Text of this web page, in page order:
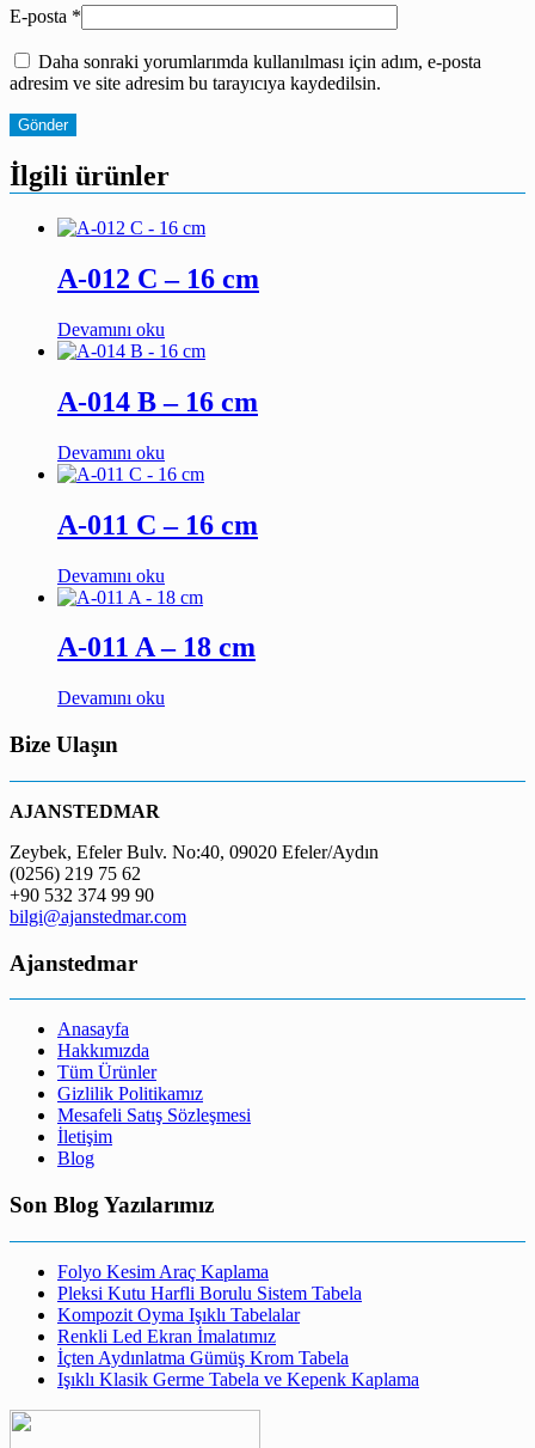
E-posta *
Daha sonraki yorumlarımda kullanılması için adım, e-posta
adresim ve site adresim bu tarayıcıya kaydedilsin.
İlgili ürünler
A-012 C – 16 cm
Devamını oku
A-014 B – 16 cm
Devamını oku
A-011 C – 16 cm
Devamını oku
A-011 A – 18 cm
Devamını oku
Bize Ulaşın
AJANSTEDMAR
Zeybek, Efeler Bulv. No:40, 09020 Efeler/Aydın
(0256) 219 75 62
+90 532 374 99 90
bilgi@ajanstedmar.com
Ajanstedmar
Anasayfa
Hakkımızda
Tüm Ürünler
Gizlilik Politikamız
Mesafeli Satış Sözleşmesi
İletişim
Blog
Son Blog Yazılarımız
Folyo Kesim Araç Kaplama
Pleksi Kutu Harfli Borulu Sistem Tabela
Kompozit Oyma Işıklı Tabelalar
Renkli Led Ekran İmalatımız
İçten Aydınlatma Gümüş Krom Tabela
Işıklı Klasik Germe Tabela ve Kepenk Kaplama